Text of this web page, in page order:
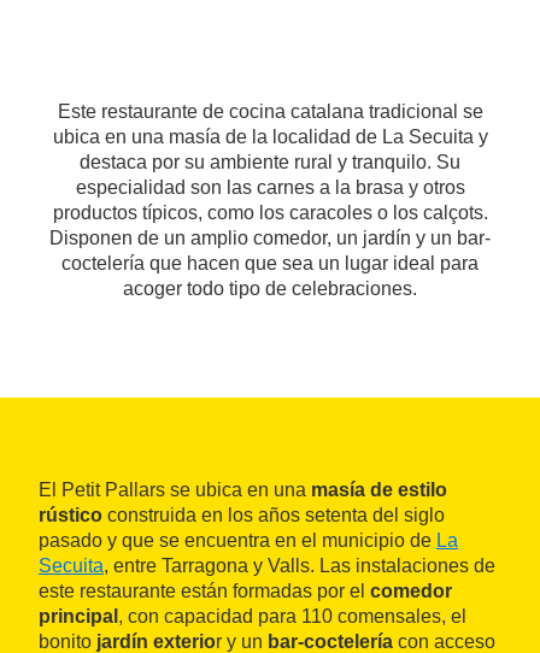
Este restaurante de cocina catalana tradicional se
ubica en una masía de la localidad de La Secuita y
destaca por su ambiente rural y tranquilo. Su
especialidad son las carnes a la brasa y otros
productos típicos, como los caracoles o los calçots.
Disponen de un amplio comedor, un jardín y un bar-
coctelería que hacen que sea un lugar ideal para
acoger todo tipo de celebraciones.
El Petit Pallars se ubica en una masía de estilo
rústico construida en los años setenta del siglo
pasado y que se encuentra en el municipio de La
Secuita, entre Tarragona y Valls. Las instalaciones de
este restaurante están formadas por el comedor
principal , con capacidad para 110 comensales, el
bonito jardín exterior y un bar-coctelería con acceso